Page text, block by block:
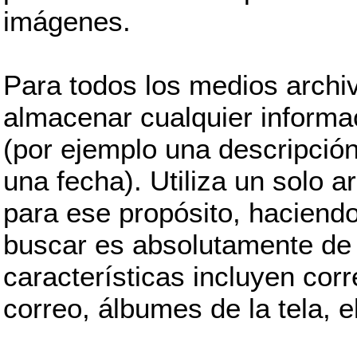
imágenes.
Para todos los medios
almacenar cualquier
(por ejemplo una
una fecha). Utiliza un solo
para ese propósito,
buscar es absolutamente
características incluyen
correo, álbumes de la tela,